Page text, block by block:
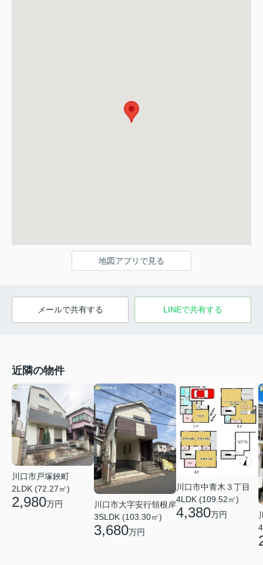
地図アプリで見る
メールで共有する LINEで共有する
近隣の物件
川口市戸塚鋏町
2LDK (72.27㎡)
2,980万円
川口市大字安行領根岸
3SLDK (103.30㎡)
3,680万円
川口市中青木３丁目
4LDK (109.52㎡)
4,380万円